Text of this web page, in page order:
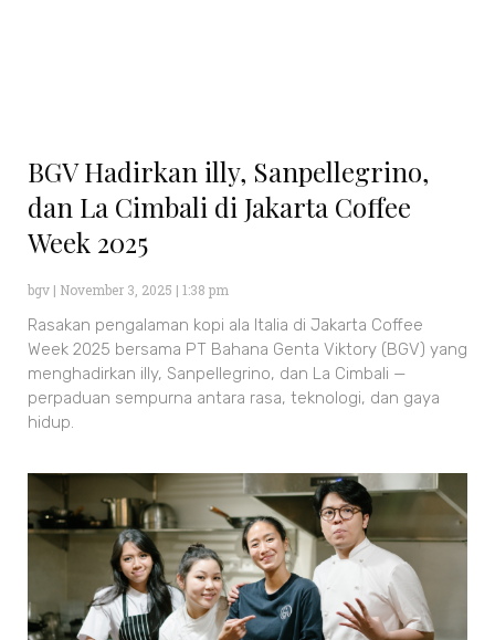
BGV Hadirkan illy, Sanpellegrino,
dan La Cimbali di Jakarta Coffee
Week 2025
bgv November 3, 2025 1:38 pm
Rasakan pengalaman kopi ala Italia di Jakarta Coffee
Week 2025 bersama PT Bahana Genta Viktory (BGV) yang
menghadirkan illy, Sanpellegrino, dan La Cimbali —
perpaduan sempurna antara rasa, teknologi, dan gaya
hidup.